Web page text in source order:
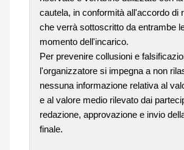
cautela, in conformità all'accordo di
che verrà sottoscritto da entrambe
momento dell'incarico.
Per prevenire collusioni e
l'organizzatore si impegna a non
nessuna informazione relativa al
e al valore medio rilevato dai
redazione, approvazione e invio
finale.